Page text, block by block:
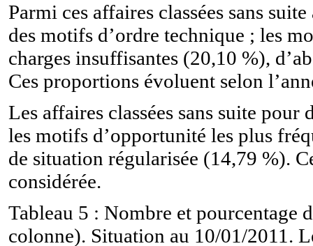
Parmi ces affaires classées sans
des motifs d’ordre technique ; les
charges insuffisantes (20,10 %),
Ces proportions évoluent selon
Les affaires classées sans suite
les motifs d’opportunité les plus
de situation régularisée (14,79 %).
considérée.
Tableau 5 : Nombre et pourcentage
colonne). Situation au 10/01/2011.